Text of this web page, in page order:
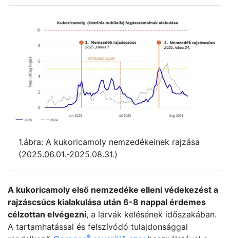
1.ábra: A kukoricamoly nemzedékeinek rajzása
(2025.06.01.-2025.08.31.)
A kukoricamoly első nemzedéke elleni védekezést a
rajzáscsúcs kialakulása után 6-8 nappal érdemes
célzottan elvégezni, a lárvák kelésének időszakában.
A tartamhatással és felszívódó tulajdonsággal